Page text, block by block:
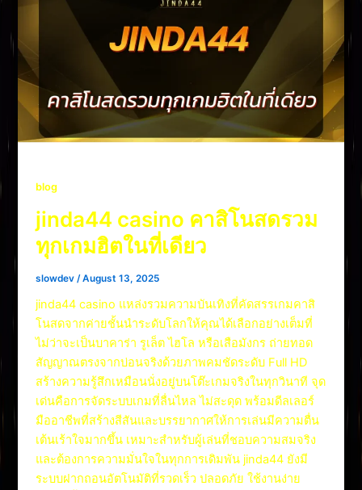
blog
jinda44 casino คาสิโนสดรวม
ทุกเกมฮิตในที่เดียว
slowdev /August 13, 2025
jinda44 casino แหล่งรวมความบันเทิงที่คัดสรรเกมคาสิ
โนสดจากค่ายชั้นนำระดับโลกให้คุณได้เลือกอย่างเต็มที่
ไม่ว่าจะเป็นบาคาร่า รูเล็ต ไฮโล หรือเสือมังกร ถ่ายทอด
สัญญาณตรงจากบ่อนจริงด้วยภาพคมชัดระดับ Full HD
สร้างความรู้สึกเหมือนนั่งอยู่บนโต๊ะเกมจริงในทุกวินาที จุด
เด่นคือการจัดระบบเกมที่ลื่นไหล ไม่สะดุด พร้อมดีลเลอร์
มืออาชีพที่สร้างสีสันและบรรยากาศให้การเล่นมีความตื่น
เต้นเร้าใจมากขึ้น เหมาะสำหรับผู้เล่นที่ชอบความสมจริง
และต้องการความมั่นใจในทุกการเดิมพัน jinda44 ยังมี
ระบบฝากถอนอัตโนมัติที่รวดเร็ว ปลอดภัย ใช้งานง่าย